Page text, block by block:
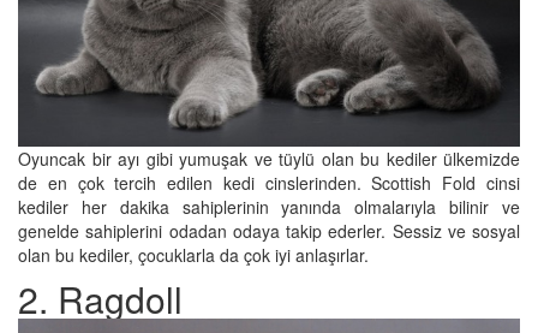
Oyuncak bir ayı gibi yumuşak ve tüylü olan bu kediler ülkemizde
de en çok tercih edilen kedi cinslerinden. Scottish Fold cinsi
kediler her dakika sahiplerinin yanında olmalarıyla bilinir ve
genelde sahiplerini odadan odaya takip ederler. Sessiz ve sosyal
olan bu kediler, çocuklarla da çok iyi anlaşırlar.
2. Ragdoll